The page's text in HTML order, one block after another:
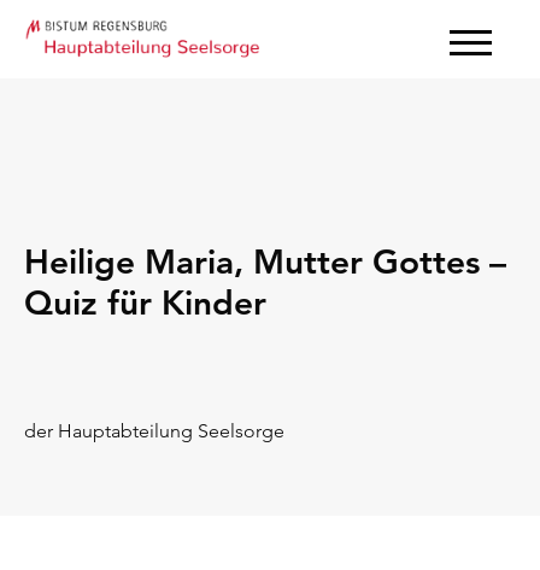
Heilige Maria, Mutter Gottes –
Quiz für Kinder
der Hauptabteilung Seelsorge